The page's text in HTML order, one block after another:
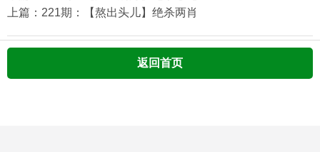
上篇：221期：【熬出头儿】绝杀两肖
返回首页